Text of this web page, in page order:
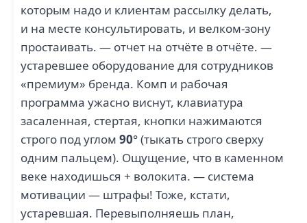
которым надо и клиентам рассылку делать,
и на месте консультировать, и велком-зону
простаивать. — отчет на отчёте в отчёте. —
устаревшее оборудование для сотрудников
«премиум» бренда. Комп и рабочая
программа ужасно виснут, клавиатура
засаленная, стертая, кнопки нажимаются
строго под углом 90° (тыкать строго сверху
одним пальцем). Ощущение, что в каменном
веке находишься + волокита. — система
мотивации — штрафы! Тоже, кстати,
устаревшая. Перевыполняешь план,